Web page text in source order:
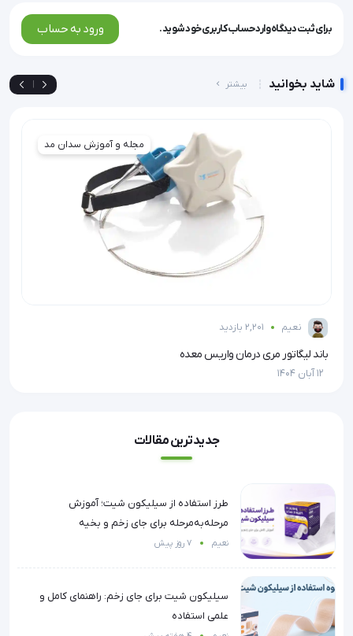
برای ثبت دیدگاه وارد حساب کاربری خود شوید. ورود به حساب
شاید بخوانید بیشتر
مجله و آموزش سدان مد
نعیم 2,201 بازدید
باند لیگاتور مری درمان واریس معده
12 آبان 1404
جدیدترین مقالات
طرز استفاده از سیلیکون شیت؛ آموزش
مرحله‌به‌مرحله برای جای زخم و بخیه
نعیم 7 روز پیش
سیلیکون شیت برای جای زخم: راهنمای کامل و
علمی استفاده